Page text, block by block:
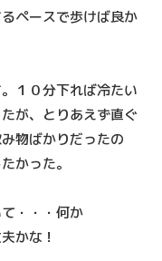
ペースで歩けば良か
１０分下れば冷たい
が、とりあえず直ぐ
物ばかりだったの
かった。
・・・何か
かな！